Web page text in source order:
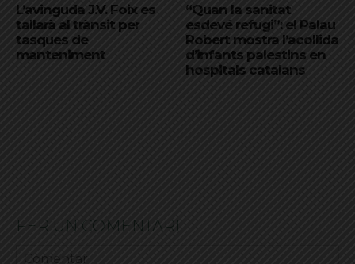
L’avinguda J.V. Foix es
tallarà al trànsit per
tasques de
manteniment
“Quan la sanitat
esdevé refugi”: el Palau
Robert mostra l’acollida
d’infants palestins en
hospitals catalans
FER UN COMENTARI